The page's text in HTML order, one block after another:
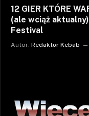
12 GIER KTÓRE
(ale wciąż
Festival
Autor: Redaktor Kebab